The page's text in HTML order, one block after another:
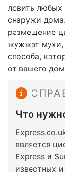
ловить
снаружи
размещение
жужжат мухи,
способа,
от вашего
Что
является
Express и
известных